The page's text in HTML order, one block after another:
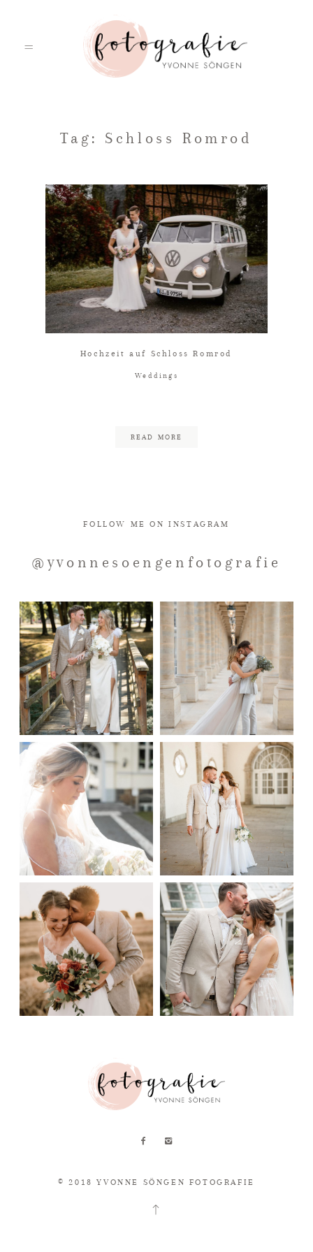
HOME
PORTFOLIO
ÜBER MICH
LEISTUNGEN
KONTAKT
Tag: Schloss Romrod
Hochzeit auf Schloss Romrod
Weddings
READ MORE
FOLLOW ME ON INSTAGRAM
@yvonnesoengenfotografie
© 2018 YVONNE SÖNGEN FOTOGRAFIE